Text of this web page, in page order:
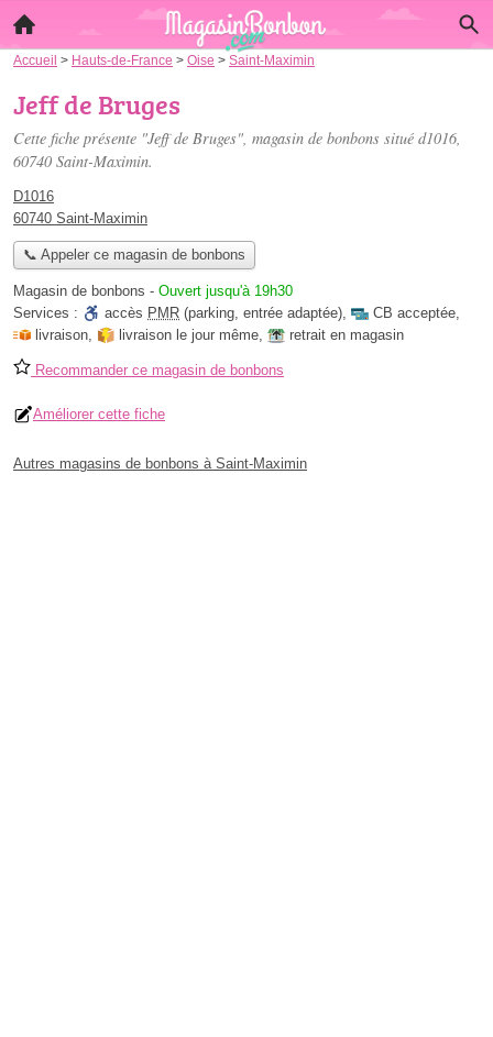
Accueil > Hauts-de-France > Oise > Saint-Maximin
Jeff de Bruges
Cette fiche présente "Jeff de Bruges", magasin de bonbons situé d1016,
60740 Saint-Maximin.
D1016
60740 Saint-Maximin
📞 Appeler ce magasin de bonbons
Magasin de bonbons - Ouvert jusqu'à 19h30
Services :
accès PMR (parking, entrée adaptée), CB acceptée,
livraison, livraison le jour même, retrait en magasin
Recommander ce magasin de bonbons
Améliorer cette fiche
Autres magasins de bonbons à Saint-Maximin